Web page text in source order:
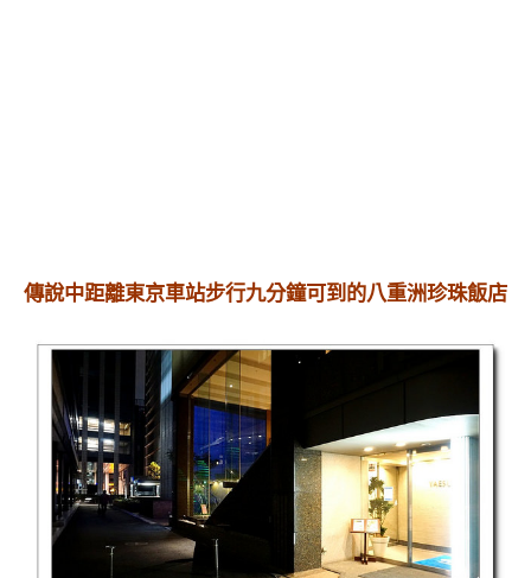
傳說中距離東京車站步行九分鐘可到的八重洲珍珠飯店